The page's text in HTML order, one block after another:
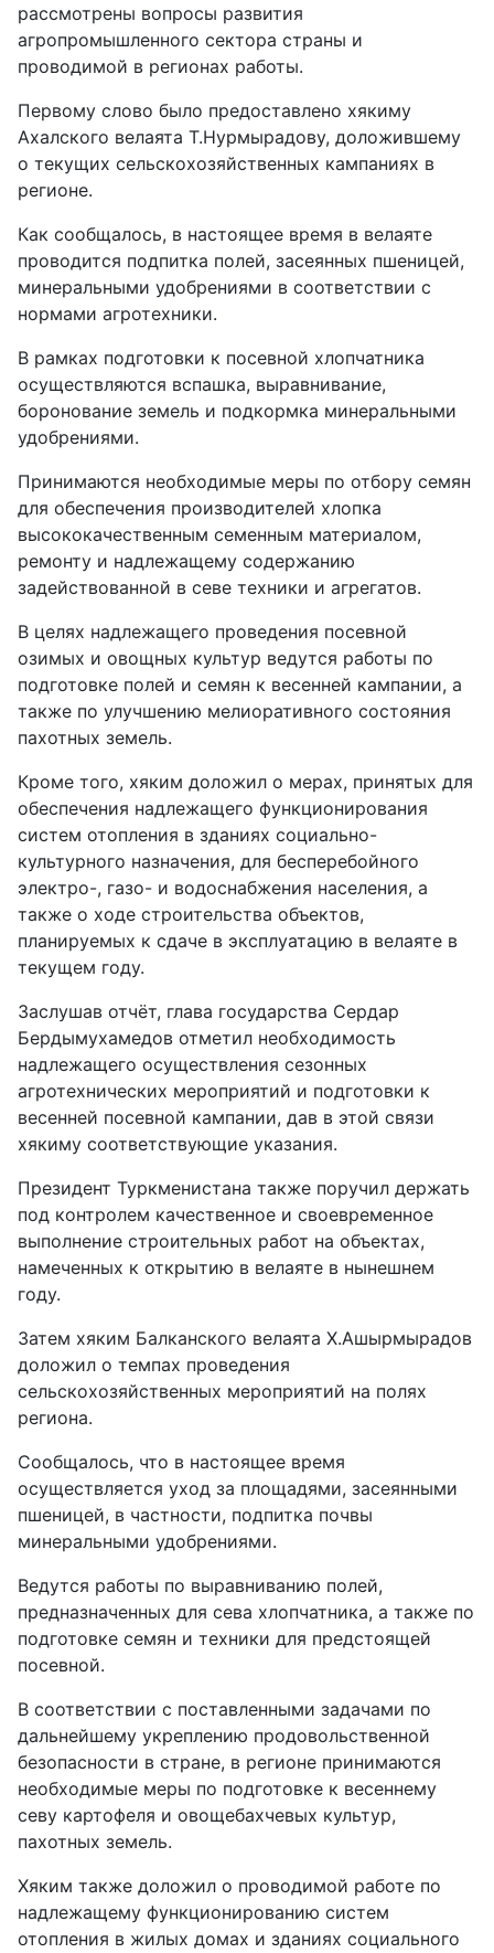
рассмотрены вопросы развития
агропромышленного сектора страны и
проводимой в регионах работы.
Первому слово было предоставлено хякиму
Ахалского велаята Т.Нурмырадову, доложившему
о текущих сельскохозяйственных кампаниях в
регионе.
Как сообщалось, в настоящее время в велаяте
проводится подпитка полей, засеянных пшеницей,
минеральными удобрениями в соответствии с
нормами агротехники.
В рамках подготовки к посевной хлопчатника
осуществляются вспашка, выравнивание,
боронование земель и подкормка минеральными
удобрениями.
Принимаются необходимые меры по отбору семян
для обеспечения производителей хлопка
высококачественным семенным материалом,
ремонту и надлежащему содержанию
задействованной в севе техники и агрегатов.
В целях надлежащего проведения посевной
озимых и овощных культур ведутся работы по
подготовке полей и семян к весенней кампании, а
также по улучшению мелиоративного состояния
пахотных земель.
Кроме того, хяким доложил о мерах, принятых для
обеспечения надлежащего функционирования
систем отопления в зданиях социально-
культурного назначения, для бесперебойного
электро-, газо- и водоснабжения населения, а
также о ходе строительства объектов,
планируемых к сдаче в эксплуатацию в велаяте в
текущем году.
Заслушав отчёт, глава государства Сердар
Бердымухамедов отметил необходимость
надлежащего осуществ­ления сезонных
агротехнических мероприятий и подготовки к
весенней посевной кампании, дав в этой связи
хякиму соответствующие указания.
Президент Туркменистана также поручил держать
под контролем качественное и своевременное
выполнение строительных работ на объектах,
намеченных к открытию в велаяте в нынешнем
году.
Затем хяким Балканского велаята Х.Ашырмырадов
доложил о темпах проведения
сельскохозяйственных мероприятий на полях
региона.
Сообщалось, что в настоящее время
осуществляется уход за площадями, засеянными
пшеницей, в частности, подпитка почвы
минеральными удоб­рениями.
Ведутся работы по выравниванию полей,
предназначенных для сева хлопчатника, а также по
подготовке семян и техники для предстоящей
посевной.
В соответствии с поставленными задачами по
дальнейшему укреплению продовольственной
безопасности в стране, в регионе принимаются
необходимые меры по подготовке к весеннему
севу картофеля и овощебахчевых культур,
пахотных земель.
Хяким также доложил о проводимой работе по
надлежащему функционированию систем
отопления в жилых домах и зданиях социального